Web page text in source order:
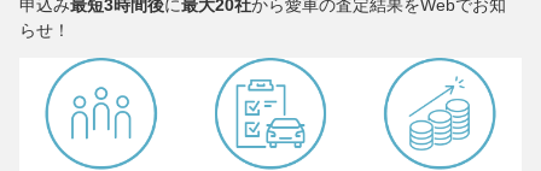
申込み最短3時間後に最大20社から愛車の査定結果をWebでお知
らせ！